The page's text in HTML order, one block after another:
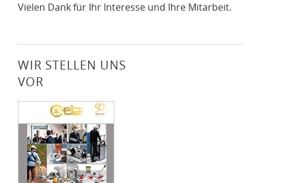
Vielen Dank für Ihr Interesse und Ihre Mitarbeit.
WIR STELLEN UNS
VOR